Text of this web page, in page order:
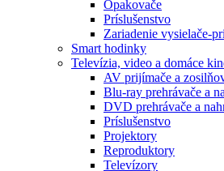
Opakovače
Príslušenstvo
Zariadenie vysielače-
Smart hodinky
Televízia, video a domáce
AV prijímače a
Blu-ray prehrávače a
DVD prehrávače a
Príslušenstvo
Projektory
Reproduktory
Televízory